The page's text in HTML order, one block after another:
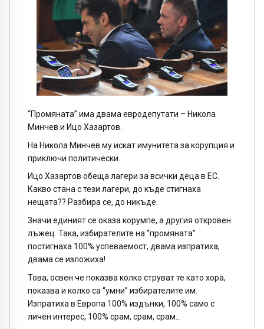
“Промяната” има двама евродепутати – Никола
Минчев и Ицо Хазартов.
На Никола Минчев му искат имунитета за корупция и
приключи политически.
Ицо Хазартов обеща лагери за всички деца в ЕС.
Какво стана с тези лагери, до къде стигнаха
нещата?? Разбира се, до никъде.
Значи единият се оказа корумпе, а другия откровен
лъжец. Така, избирателите на “промяната”
постигнаха 100% успеваемост, двама изпратиха,
двама се изложиха!
Това, освен че показва колко струват те като хора,
показва и колко са “умни” избирателите им.
Изпратиха в Европа 100% издънки, 100% само с
личен интерес, 100% срам, срам, срам…